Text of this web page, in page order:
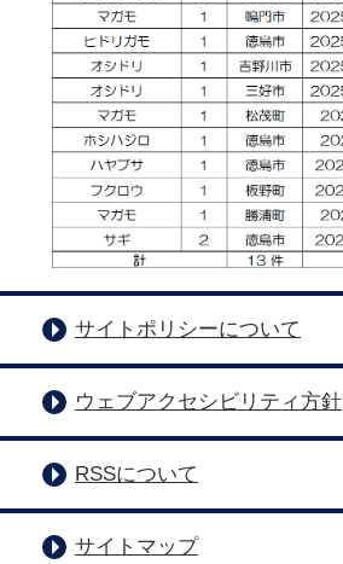
サイトポリシーについて
ウェブアクセシビリティ方針
RSSについて
サイトマップ